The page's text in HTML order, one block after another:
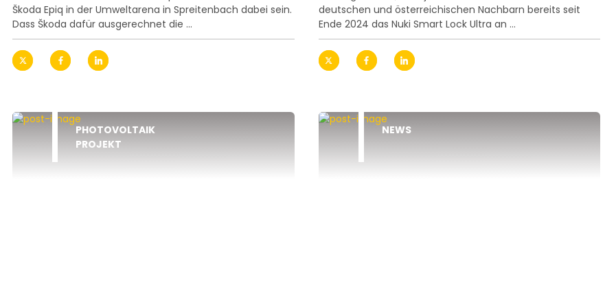
Škoda Epiq in der Umweltarena in Spreitenbach dabei sein.
Dass Škoda dafür ausgerechnet die ...
deutschen und österreichischen Nachbarn bereits seit
Ende 2024 das Nuki Smart Lock Ultra an ...
PHOTOVOLTAIK
PROJEKT
NEWS